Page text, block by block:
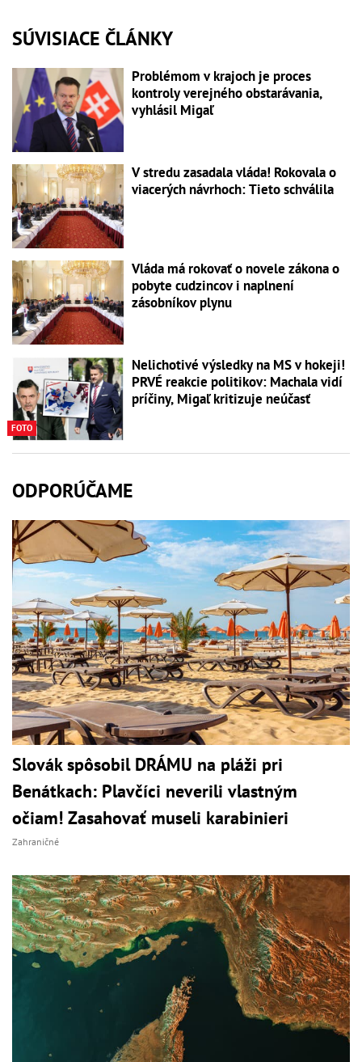
SÚVISIACE ČLÁNKY
Problémom v krajoch je proces
kontroly verejného obstarávania,
vyhlásil Migaľ
V stredu zasadala vláda! Rokovala o
viacerých návrhoch: Tieto schválila
Vláda má rokovať o novele zákona o
pobyte cudzincov i naplnení
zásobníkov plynu
FOTO
Nelichotivé výsledky na MS v hokeji!
PRVÉ reakcie politikov: Machala vidí
príčiny, Migaľ kritizuje neúčasť
ODPORÚČAME
Slovák spôsobil DRÁMU na pláži pri
Benátkach: Plavčíci neverili vlastným
očiam! Zasahovať museli karabinieri
Zahraničné